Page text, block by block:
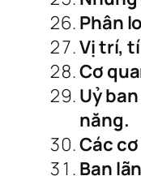
Phân
Vị trí,
Cơ
Uỷ
năng.
Các
Ban